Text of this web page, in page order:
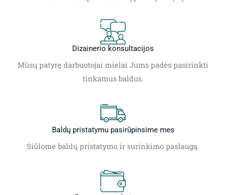
Dizainerio konsultacijos
Mūsų patyrę darbuotojai mielai Jums padės pasirinkti
tinkamus baldus.
Baldų pristatymu pasirūpinsime mes
Siūlome baldų pristatymo ir surinkimo paslaugą.